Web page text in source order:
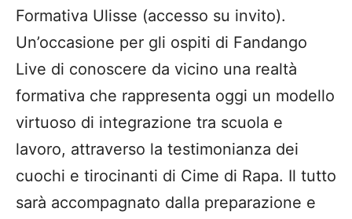
Formativa Ulisse (accesso su invito).
Un’occasione per gli ospiti di Fandango
Live di conoscere da vicino una realtà
formativa che rappresenta oggi un modello
virtuoso di integrazione tra scuola e
lavoro, attraverso la testimonianza dei
cuochi e tirocinanti di Cime di Rapa. Il tutto
sarà accompagnato dalla preparazione e